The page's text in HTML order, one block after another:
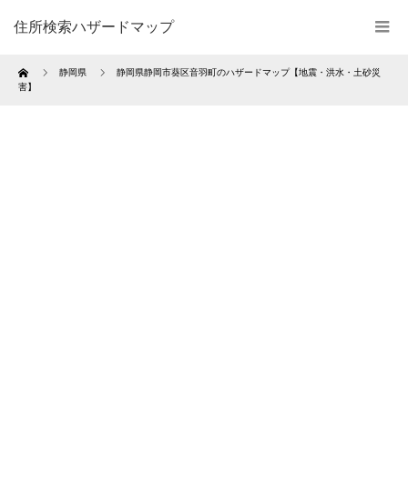
住所検索ハザードマップ
Home 静岡県
静岡県静岡市葵区音羽町のハザードマップ【地震・洪水・土砂災
害】